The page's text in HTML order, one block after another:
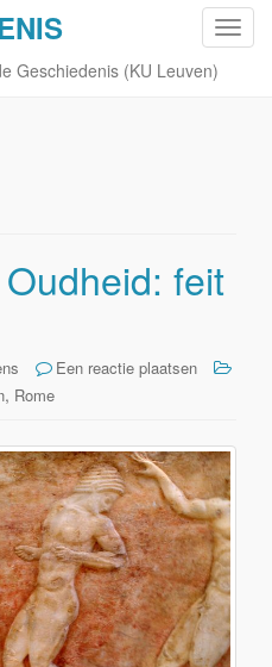
S
a
e
Geschiedenis (KU Leuven)
feit
Een reactie plaatsen
, Rome